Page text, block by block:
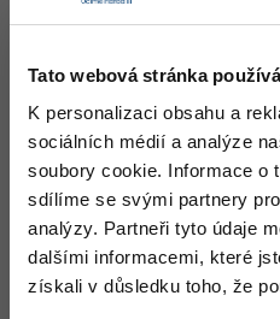
Tato webová stránka
K personalizaci obsahu a
sociálních médií a analýze
soubory cookie. Informace o
sdílíme se svými partnery
analýzy. Partneři tyto údaje
dalšími informacemi, které
získali v důsledku toho, že
Odpovídá na vodacek
Jan Barášek:
Integrály?
Ani pomalu
to i přechytračí, protože to na
Pokusím se o tom něco
(teď udělej toto, teď zase toto
dotazu a neuronové sítě si to